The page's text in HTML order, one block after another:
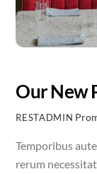
Our New
RESTADMIN
Temporibus
rerum